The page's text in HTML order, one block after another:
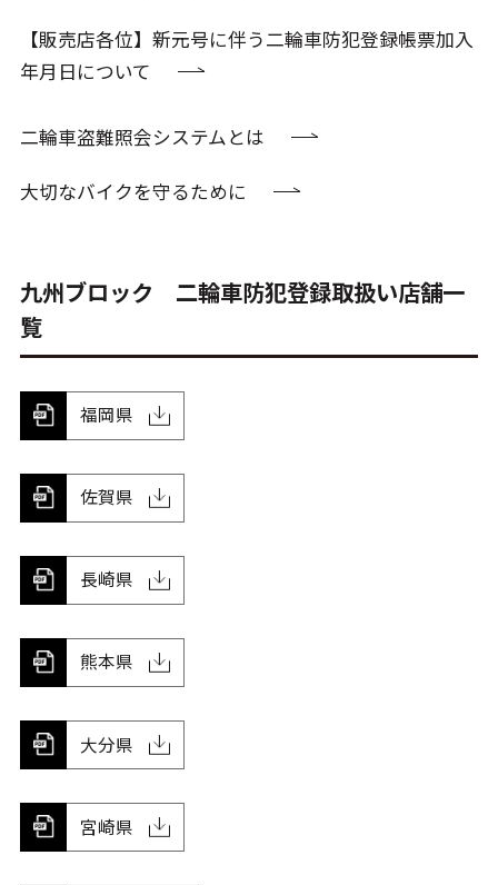
【販売店各位】新元号に伴う二輪車防犯登録帳票加入
年月日について
二輪車盗難照会システムとは
大切なバイクを守るために
九州ブロック 二輪車防犯登録取扱い店舗一
覧
福岡県
佐賀県
長崎県
熊本県
大分県
宮崎県